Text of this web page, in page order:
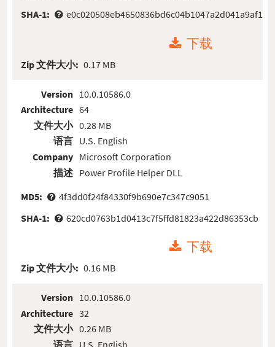
SHA-1:
e0c020508eb4650836bd6c04b1047a2d041a9af1
下载
Zip 文件大小: 0.17 MB
Version
Architecture
文件大小
语言
Company
描述
10.0.10586.0
64
0.28 MB
U.S. English
Microsoft Corporation
Power Profile Helper DLL
MD5:
4f3dd0f24f84330f9b690e7c347c9051
SHA-1:
620cd0763b1d0413c7f5ffd81823a422d86353cb
下载
Zip 文件大小: 0.16 MB
Version
Architecture
文件大小
语言
10.0.10586.0
32
0.26 MB
U.S. English